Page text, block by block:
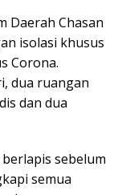
Daerah Chasan
isolasi khusus
Corona.
dua ruangan
dan dua
sebelum
semua